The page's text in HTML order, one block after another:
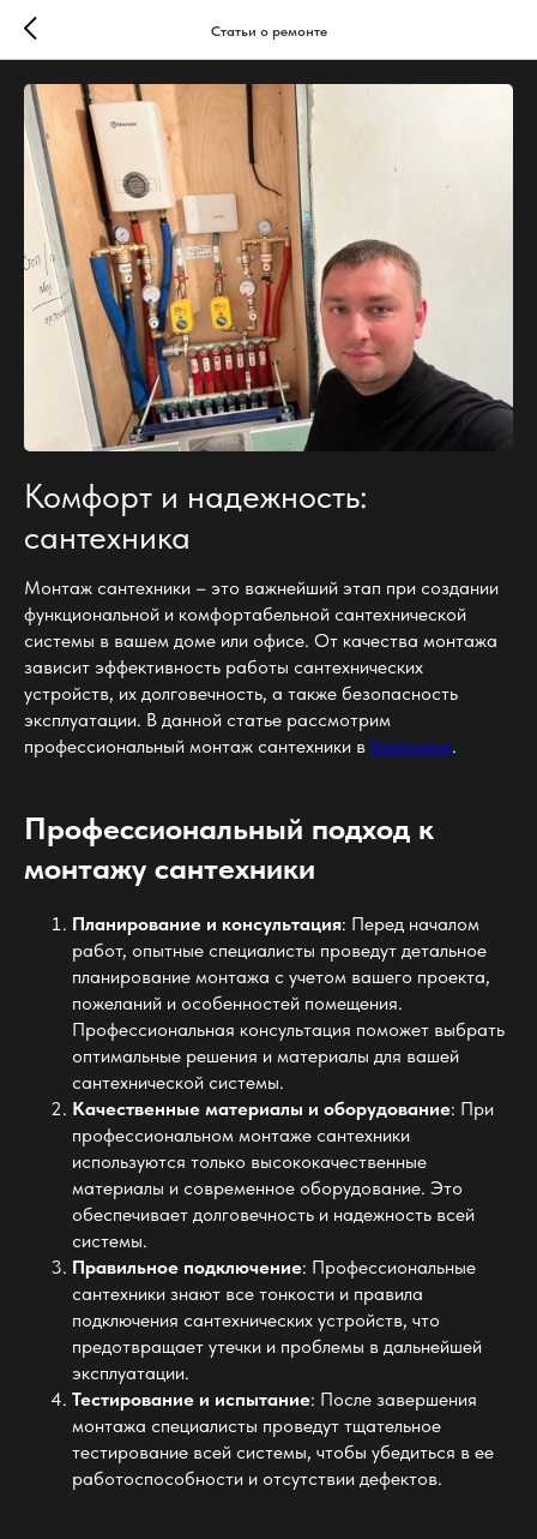
Статьи о ремонте
Комфорт и надежность:
сантехника
Монтаж сантехники – это важнейший этап при создании
функциональной и комфортабельной сантехнической
системы в вашем доме или офисе. От качества монтажа
зависит эффективность работы сантехнических
устройств, их долговечность, а также безопасность
эксплуатации. В данной статье рассмотрим
профессиональный монтаж сантехники в Балашихе.
Профессиональный подход к
монтажу сантехники
Планирование и консультация: Перед началом
работ, опытные специалисты проведут детальное
планирование монтажа с учетом вашего проекта,
пожеланий и особенностей помещения.
Профессиональная консультация поможет выбрать
оптимальные решения и материалы для вашей
сантехнической системы.
Качественные материалы и оборудование: При
профессиональном монтаже сантехники
используются только высококачественные
материалы и современное оборудование. Это
обеспечивает долговечность и надежность всей
системы.
Правильное подключение: Профессиональные
сантехники знают все тонкости и правила
подключения сантехнических устройств, что
предотвращает утечки и проблемы в дальнейшей
эксплуатации.
Тестирование и испытание: После завершения
монтажа специалисты проведут тщательное
тестирование всей системы, чтобы убедиться в ее
работоспособности и отсутствии дефектов.